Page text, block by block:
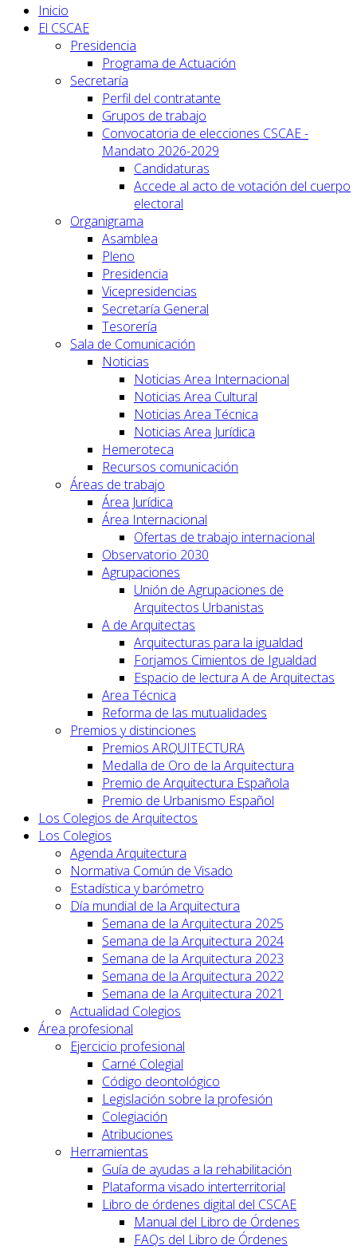
Inicio
El CSCAE
Presidencia
Programa de Actuación
Secretaría
Perfil del contratante
Grupos de trabajo
Convocatoria de elecciones CSCAE -
Mandato 2026-2029
Candidaturas
Accede al acto de votación del cuerpo
electoral
Organigrama
Asamblea
Pleno
Presidencia
Vicepresidencias
Secretaría General
Tesorería
Sala de Comunicación
Noticias
Noticias Area Internacional
Noticias Area Cultural
Noticias Area Técnica
Noticias Area Jurídica
Hemeroteca
Recursos comunicación
Áreas de trabajo
Área Jurídica
Área Internacional
Ofertas de trabajo internacional
Observatorio 2030
Agrupaciones
Unión de Agrupaciones de
Arquitectos Urbanistas
A de Arquitectas
Arquitecturas para la igualdad
Forjamos Cimientos de Igualdad
Espacio de lectura A de Arquitectas
Area Técnica
Reforma de las mutualidades
Premios y distinciones
Premios ARQUITECTURA
Medalla de Oro de la Arquitectura
Premio de Arquitectura Española
Premio de Urbanismo Español
Los Colegios de Arquitectos
Los Colegios
Agenda Arquitectura
Normativa Común de Visado
Estadística y barómetro
Día mundial de la Arquitectura
Semana de la Arquitectura 2025
Semana de la Arquitectura 2024
Semana de la Arquitectura 2023
Semana de la Arquitectura 2022
Semana de la Arquitectura 2021
Actualidad Colegios
Área profesional
Ejercicio profesional
Carné Colegial
Código deontológico
Legislación sobre la profesión
Colegiación
Atribuciones
Herramientas
Guía de ayudas a la rehabilitación
Plataforma visado interterritorial
Libro de órdenes digital del CSCAE
Manual del Libro de Órdenes
FAQs del Libro de Órdenes